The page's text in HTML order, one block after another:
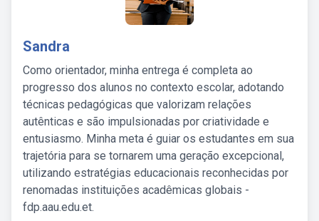
Sandra
Como orientador, minha entrega é completa ao
progresso dos alunos no contexto escolar, adotando
técnicas pedagógicas que valorizam relações
autênticas e são impulsionadas por criatividade e
entusiasmo. Minha meta é guiar os estudantes em sua
trajetória para se tornarem uma geração excepcional,
utilizando estratégias educacionais reconhecidas por
renomadas instituições acadêmicas globais -
fdp.aau.edu.et.